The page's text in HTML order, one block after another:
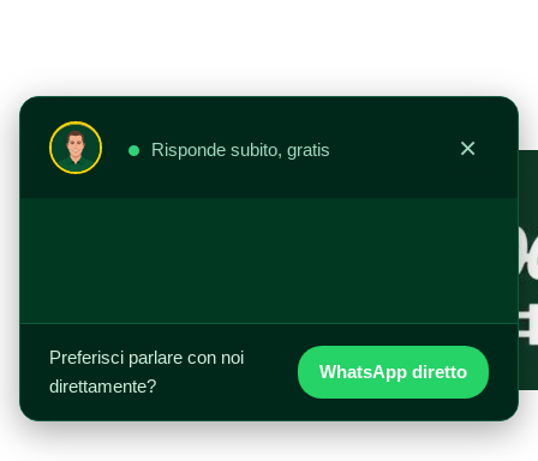
Risponde subito, gratis ×
Preferisci parlare con noi
direttamente?
WhatsApp diretto